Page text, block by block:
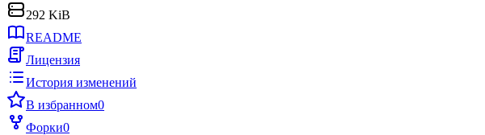
292 KiB
README
Лицензия
История изменений
В избранном0
Форки0